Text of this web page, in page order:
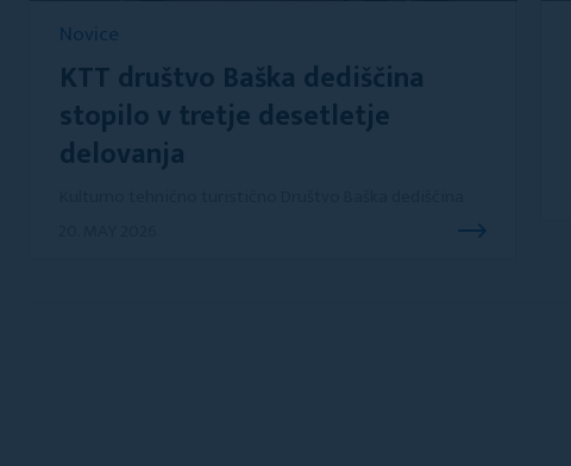
Novice
KTT društvo Baška dediščina
stopilo v tretje desetletje
delovanja